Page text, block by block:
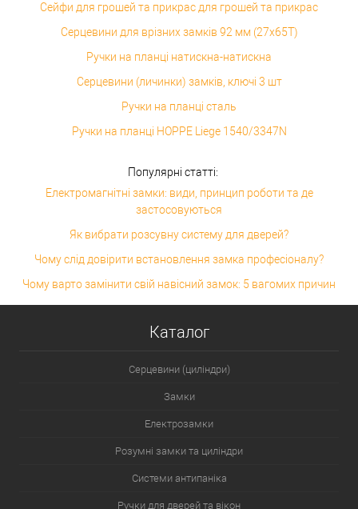
Сейфи для грошей та прикрас для грошей та прикрас
Серцевини для врізних замків 92 мм (27x65T)
Ручки на планці натискна-натискна
Серцевини (личинки) замків, ключі 3 шт
Ручки на планці сталь
Ручки на планці HOPPE Liege 1540/3347N
Популярні статті:
Електромагнітні замки: види, принцип роботи та де
застосовуються
Як вибрати розсувну систему для дверей?
Чому слід довірити встановлення замка професіоналу?
Чому варто замінити свій навісний замок: 5 вагомих причин
Каталог
Серцевини (циліндри)
Замки
Електрозамки
Розумні замки та циліндри
Системи антипаніка
Ручки для дверей та вікон